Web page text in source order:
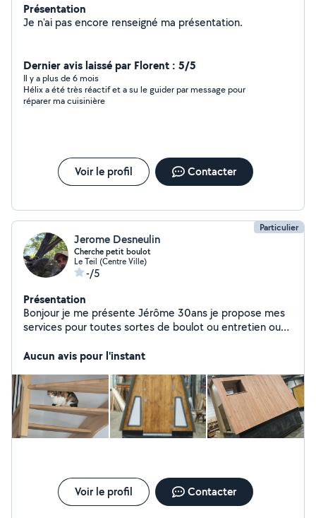
Présentation
Je n'ai pas encore renseigné ma présentation.
Dernier avis laissé par Florent : 5/5
Il y a plus de 6 mois
Hélix a été très réactif et a su le guider par message pour
réparer ma cuisinière
Voir le profil Contacter
Particulier
Jerome Desneulin
Cherche petit boulot
Le Teil (Centre Ville)
-/5
Présentation
Bonjour je me présente Jérôme 30ans je propose mes
services pour toutes sortes de boulot ou entretien ou
Aucun avis pour l'instant
Voir le profil Contacter